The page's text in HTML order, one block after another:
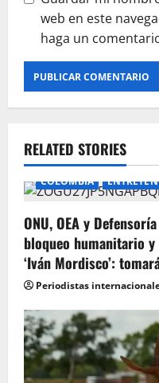
web en este
haga un
RELATED STORIES
COLOMBIA
ONU, OEA y
bloqueo humanitario
‘Iván Mordisco’:
Periodistas